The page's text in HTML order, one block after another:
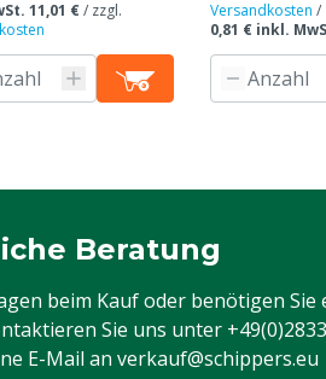
Biologisch,
Rindvieh,
Ziegen,
11,01 €/ zzgl.
Versandkosten /
0,81 € inkl.
Beratung
beim Kauf oder benötigen Sie
Sie uns unter
E-Mail an verkauf@schippers.eu